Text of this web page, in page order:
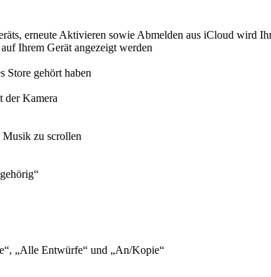
erneute Aktivieren sowie Abmelden aus iCloud wird
Ihrem Gerät angezeigt werden
Store gehört haben
der Kamera
zu scrollen
„Alle Entwürfe“ und „An/Kopie“